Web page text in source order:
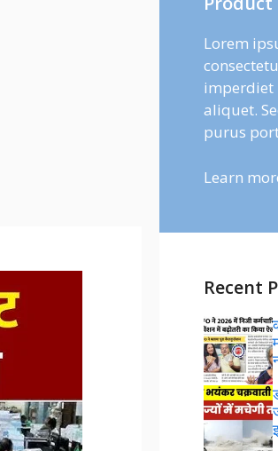
Lorem
imperdiet
aliquet.
purus
Learn
Recent